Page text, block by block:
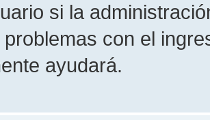
si la
con el
ayudará.